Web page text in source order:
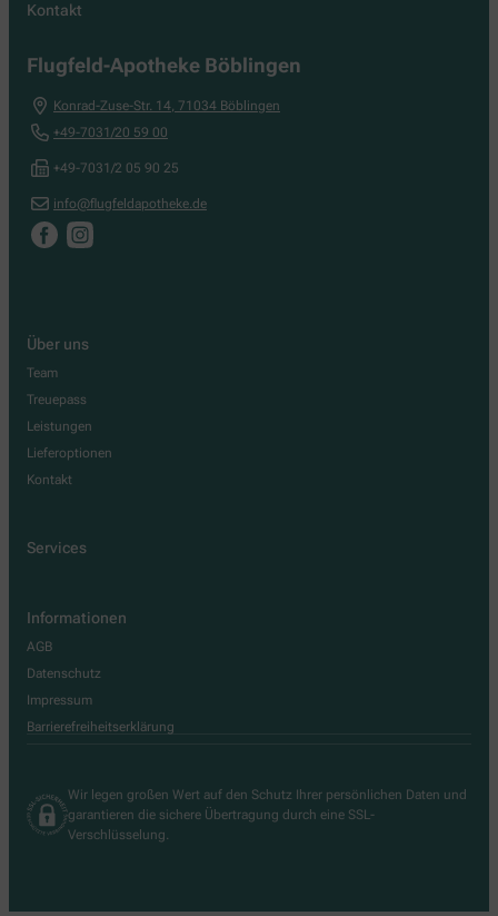
Kontakt
Flugfeld-Apotheke Böblingen
Konrad-Zuse-Str. 14, 71034 Böblingen
+49-7031/20 59 00
+49-7031/2 05 90 25
info@flugfeldapotheke.de
Über uns
Team
Treuepass
Leistungen
Lieferoptionen
Kontakt
Services
Informationen
AGB
Datenschutz
Impressum
Barrierefreiheitserklärung
Wir legen großen Wert auf den Schutz Ihrer persönlichen Daten und
garantieren die sichere Übertragung durch eine SSL-
Verschlüsselung.